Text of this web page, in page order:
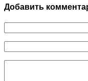
Добавить